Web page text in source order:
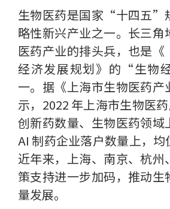
生物医药是国家“十四五”
略性新兴产业之一。长三角
医药产业的排头兵，也是
经济发展规划》的“生物
一。据《上海市生物医药产
示，2022 年上海市生物医
创新药数量、生物医药领域
AI 制药企业落户数量上，均
近年来，上海、南京、杭州
策支持进一步加码，推动生
量发展。